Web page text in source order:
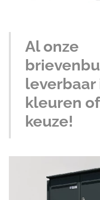
Al onze
leverbaar
kleuren
keuze!